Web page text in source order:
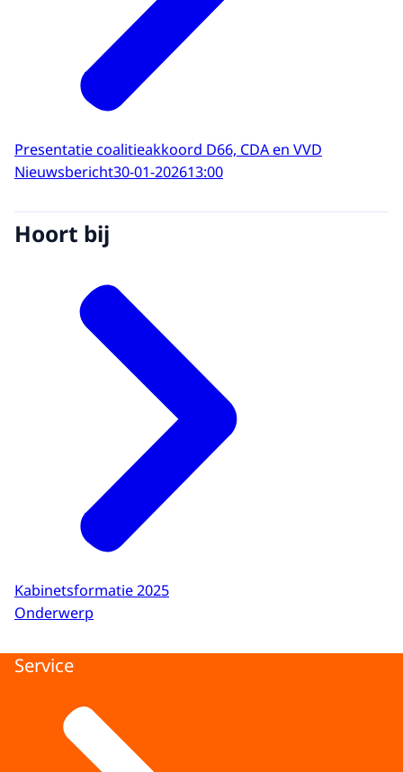
Presentatie coalitieakkoord D66, CDA en VVD
Nieuwsbericht30-01-202613:00
Hoort bij
Kabinetsformatie 2025
Onderwerp
Service